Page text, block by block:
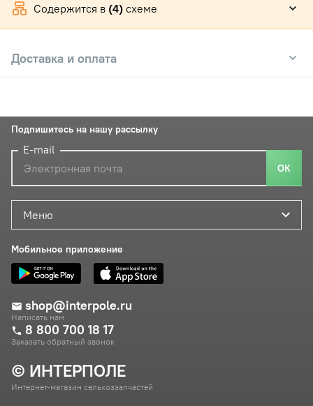
Содержится в (4) схеме
Доставка и оплата
© ИНТЕРПОЛЕ
Интернет-магазин сельхоззапчастей
Меню
Мобильное приложение
shop@interpole.ru
Написать нам
8 800 700 18 17
Заказать обратный звонок
Подпишитесь на нашу рассылку
E-mail
ОК